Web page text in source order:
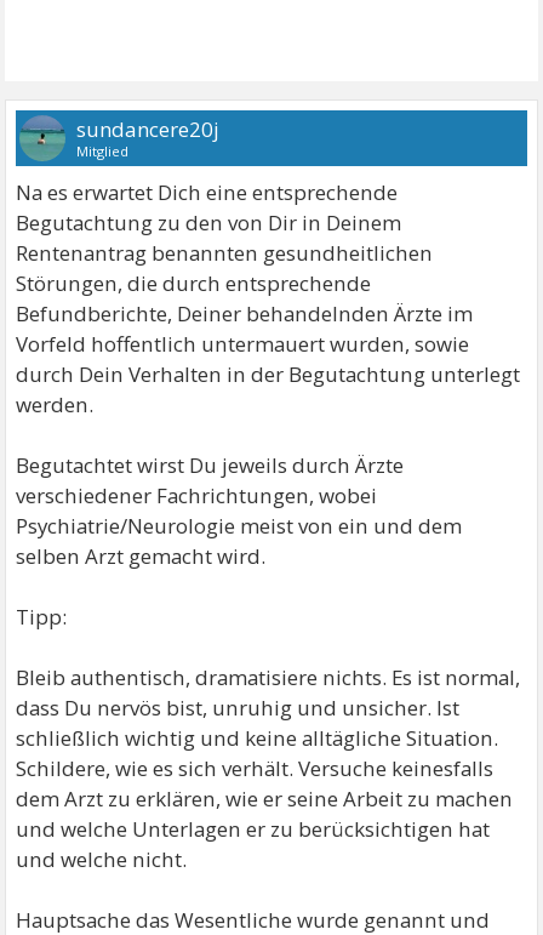
sundancere20j
Mitglied
Na es erwartet Dich eine entsprechende
Begutachtung zu den von Dir in Deinem
Rentenantrag benannten gesundheitlichen
Störungen, die durch entsprechende
Befundberichte, Deiner behandelnden Ärzte im
Vorfeld hoffentlich untermauert wurden, sowie
durch Dein Verhalten in der Begutachtung unterlegt
werden.
Begutachtet wirst Du jeweils durch Ärzte
verschiedener Fachrichtungen, wobei
Psychiatrie/Neurologie meist von ein und dem
selben Arzt gemacht wird.
Tipp:
Bleib authentisch, dramatisiere nichts. Es ist normal,
dass Du nervös bist, unruhig und unsicher. Ist
schließlich wichtig und keine alltägliche Situation.
Schildere, wie es sich verhält. Versuche keinesfalls
dem Arzt zu erklären, wie er seine Arbeit zu machen
und welche Unterlagen er zu berücksichtigen hat
und welche nicht.
Hauptsache das Wesentliche wurde genannt und